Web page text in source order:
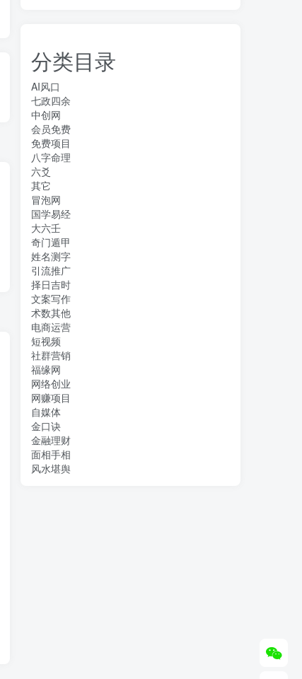
零基础好物分享+抖小店+千川投流课：轻松快速起号，快速学会抖音投流
分类目录
AI风口
七政四余
中创网
会员免费
免费项目
八字命理
六爻
其它
冒泡网
国学易经
大六壬
奇门遁甲
姓名测字
引流推广
择日吉时
文案写作
术数其他
电商运营
短视频
社群营销
福缘网
网络创业
网赚项目
自媒体
金口诀
金融理财
面相手相
风水堪舆